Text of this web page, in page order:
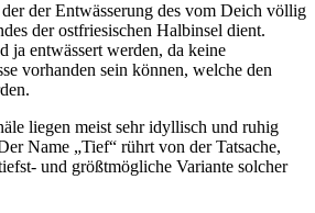
der Entwässerung des vom Deich völlig
der ostfriesischen Halbinsel dient.
ja entwässert werden, da keine
vorhanden sein können, welche den
liegen meist sehr idyllisch und ruhig
Name „Tief“ rührt von der Tatsache,
und größtmögliche Variante solcher